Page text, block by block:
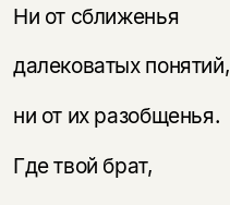
Ни от сближенья
далековатых понятий,
ни от их разобщенья.
Где твой брат,